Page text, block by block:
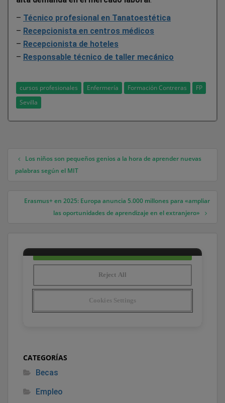
– Técnico profesional en Tanatoestética
– Recepcionista en centros médicos
– Recepcionista de hoteles
– Responsable técnico de taller mecánico
cursos profesionales Enfermería Formación Contreras
FP
Sevilla
Navegación de entradas
Los niños son pequeños genios a la hora de aprender nuevas
palabras según el MIT
Erasmus+ en 2025: Europa anuncia 5.000 millones para «ampliar
las oportunidades de aprendizaje en el extranjero»
CATEGORÍAS
Becas
Empleo